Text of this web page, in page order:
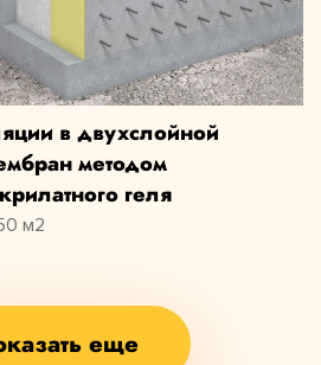
в двухслойной
методом
геля
м2
еще